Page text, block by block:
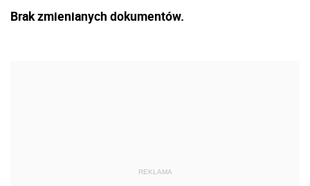
Brak zmienianych dokumentów.